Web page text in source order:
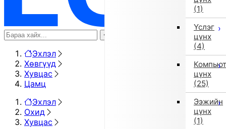
(1)
Үслэг
цүнх
(4)
цүнх
(25)
Ээжийн
цүнх
(1)
Эхлэл
Хөвгүүд
Хувцас
Цамц
Эхлэл
Охид
Хувцас